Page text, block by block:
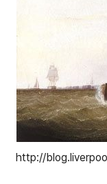
http://